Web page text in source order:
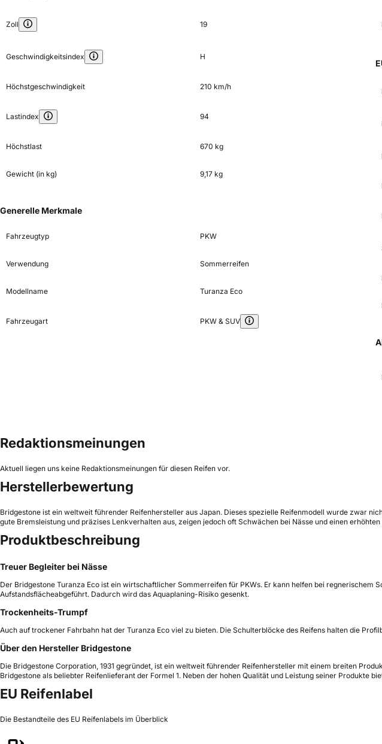
Zoll 19
Geschwindigkeitsindex H
Höchstgeschwindigkeit 210 km/h
Lastindex 94
Höchstlast 670 kg
Gewicht (in kg) 9,17 kg
Generelle Merkmale
Fahrzeugtyp PKW
Verwendung Sommerreifen
Modellname Turanza Eco
Fahrzeugart PKW & SUV
Redaktionsmeinungen
Aktuell liegen uns keine Redaktionsmeinungen für diesen Reifen vor.
Herstellerbewertung
Bridgestone ist ein weltweit führender Reifenhersteller aus Japan. Dieses spezielle Reifenmodell wurde zwar
gute Bremsleistung und präzises Lenkverhalten aus, zeigen jedoch oft Schwächen bei Nässe und einen
Produktbeschreibung
Treuer Begleiter bei Nässe
Der Bridgestone Turanza Eco ist ein wirtschaftlicher Sommerreifen für PKWs. Er kann helfen bei
Aufstandsflächeabgeführt. Dadurch wird das Aquaplaning-Risiko gesenkt.
Trockenheits-Trumpf
Auch auf trockener Fahrbahn hat der Turanza Eco viel zu bieten. Die Schulterblöcke des Reifens halten die
Über den Hersteller Bridgestone
Die Bridgestone Corporation, 1931 gegründet, ist ein weltweit führender Reifenhersteller mit einem breiten
Bridgestone als beliebter Reifenlieferant der Formel 1. Neben der hohen Qualität und Leistung seiner Produkte
EU Reifenlabel
Die Bestandteile des EU Reifenlabels im Überblick